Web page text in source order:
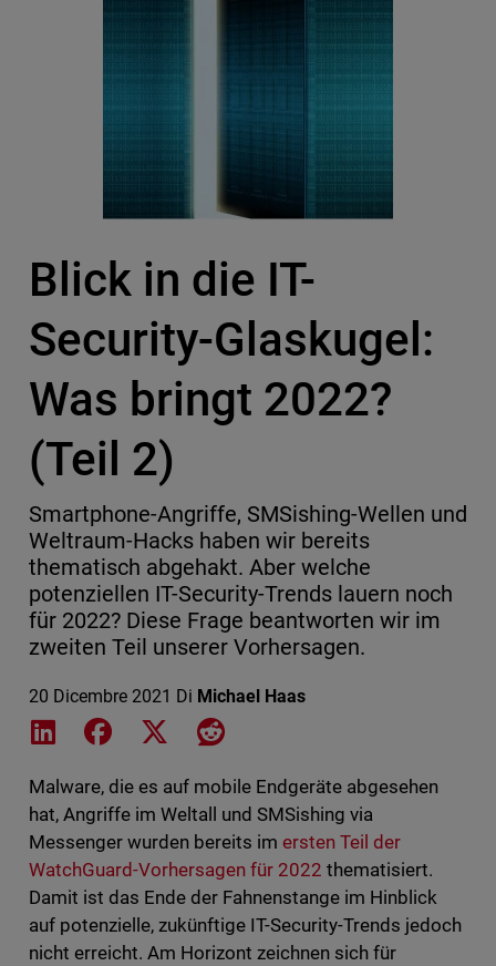
Blick in die IT-
Security-Glaskugel:
Was bringt 2022?
(Teil 2)
Smartphone-Angriffe, SMSishing-Wellen und
Weltraum-Hacks haben wir bereits
thematisch abgehakt. Aber welche
potenziellen IT-Security-Trends lauern noch
für 2022? Diese Frage beantworten wir im
zweiten Teil unserer Vorhersagen.
20 Dicembre 2021 Di Michael Haas
Share on LinkedIn
Share on Facebook
Share on XShare on Reddit
Malware, die es auf mobile Endgeräte abgesehen
hat, Angriffe im Weltall und SMSishing via
Messenger wurden bereits im ersten Teil der
WatchGuard-Vorhersagen für 2022 thematisiert.
Damit ist das Ende der Fahnenstange im Hinblick
auf potenzielle, zukünftige IT-Security-Trends jedoch
nicht erreicht. Am Horizont zeichnen sich für